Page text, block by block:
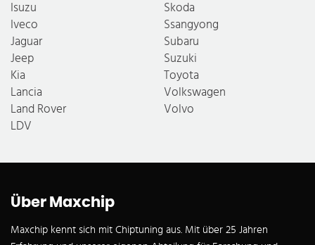
Isuzu
Iveco
Jaguar
Jeep
Kia
Lancia
Land Rover
LDV
Skoda
Ssangyong
Subaru
Suzuki
Toyota
Volkswagen
Volvo
Über Maxchip
Maxchip kennt sich mit Chiptuning aus. Mit über 25 Jahren